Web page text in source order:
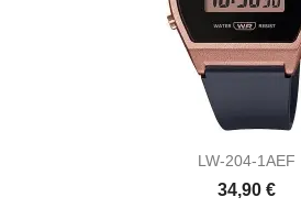
LW-204-1AEF
34,90 €